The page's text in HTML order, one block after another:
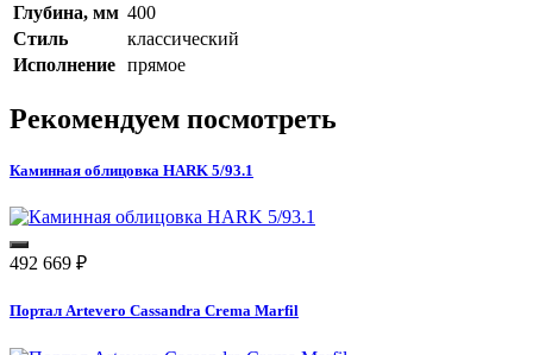
Глубина, мм 400
Стиль
классический
Исполнение прямое
Рекомендуем посмотреть
Каминная облицовка HARK 5/93.1
492 669 ₽
Портал Artevero Cassandra Crema Marfil